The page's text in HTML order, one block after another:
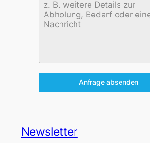
Anfrage absenden
Newsletter